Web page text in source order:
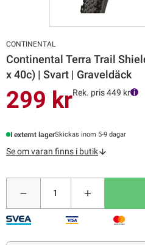
CONTINENTAL
Continental Terra Trail
x 40c) | Svart | Graveldäck
299 krRek. pris 449 kr
I externt lagerSkickas inom 5-9 dagar
Se om varan finns i butik